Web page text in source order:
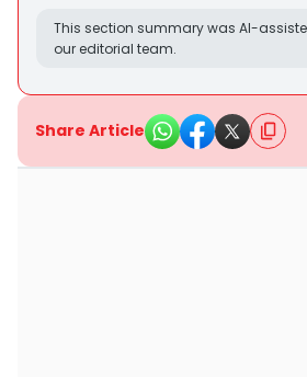
This section summary was AI-
our editorial team.
Share Article